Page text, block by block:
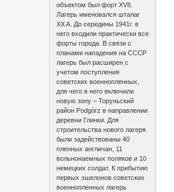
объектом был форт XVII.
Лагерь именовался шталаг
XX A. До середины 1941г. в
него входили практически все
форты города. В связи с
планами нападения на СССР
лагерь был расширен с
учетом поступления
советских военнопленных,
для чего в него включили
новую зону – Торуньский
район Podgórz в направлении
деревни Глинки. Для
строительства нового лагеря
были задействованы 40
пленных англичан, 11
вольнонаемных поляков и 10
немецких солдат. К прибытию
первых эшелонов советских
военнопленных лагерь